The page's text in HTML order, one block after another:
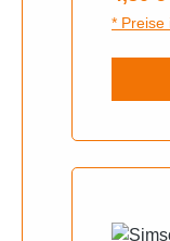
* Preise